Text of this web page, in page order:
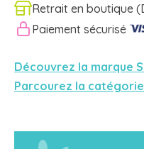
Retrait en boutique
Paiement sécurisé
Découvrez la marque
Parcourez la